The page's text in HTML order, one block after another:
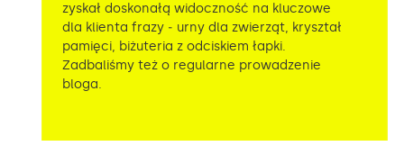
zyskał doskonałą widoczność na kluczowe
dla klienta frazy ‒ urny dla zwierząt, kryształ
pamięci, biżuteria z odciskiem łapki.
Zadbaliśmy też o regularne prowadzenie
bloga.